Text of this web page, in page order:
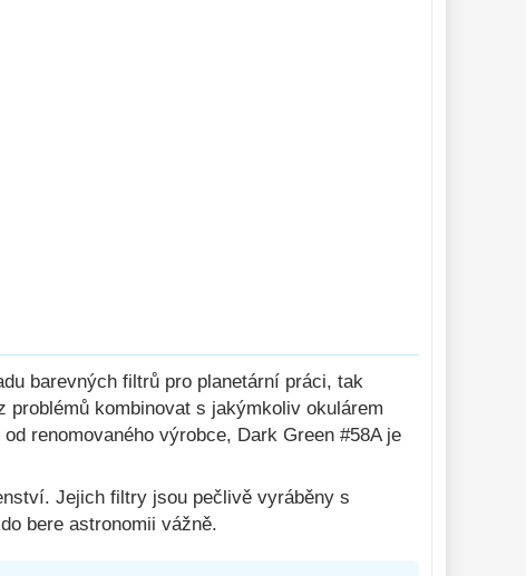
barevných filtrů pro planetární práci, tak
kombinovat s jakýmkoliv okulárem
renomovaného výrobce, Dark Green #58A je
Jejich filtry jsou pečlivě vyráběny s
bere astronomii vážně.